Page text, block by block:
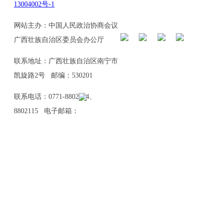
13004002号-1
网站主办：中国人民政治协商会议
广西壮族自治区委员会办公厅
联系地址：广西壮族自治区南宁市
凯旋路2号 邮编：530201
联系电话：0771-8802114、
8802115 电子邮箱：